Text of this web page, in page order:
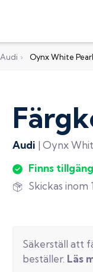
Audi › Oynx White
Audi | Oynx
Finns
Skickas
Säkerställ att
beställer. Läs